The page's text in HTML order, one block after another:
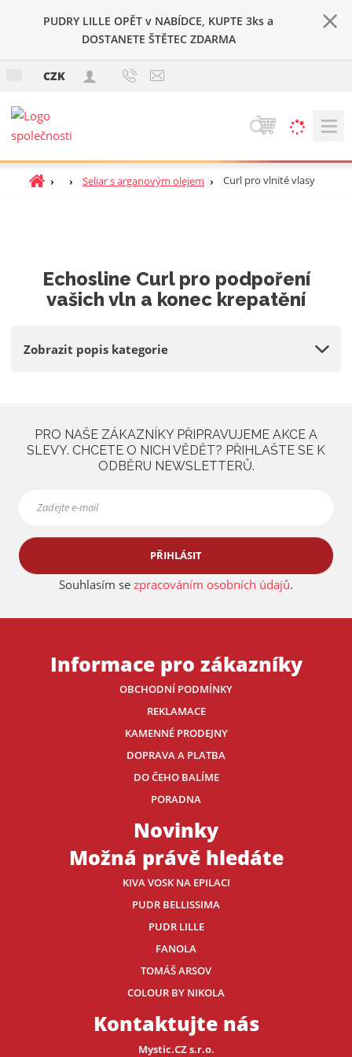
PUDRY LILLE OPĚT v NABÍDCE, KUPTE 3ks a
DOSTANETE ŠTĚTEC ZDARMA
CZK
V
h
l
Ú
s
t
n
Seliar s arganovým olejem Curl pro vlnité vlasy
Echosline Curl pro podpoření
vašich vln a konec krepatění
Zobrazit popis kategorie
PRO NAŠE ZÁKAZNÍKY PŘIPRAVUJEME AKCE A
SLEVY. CHCETE O NICH VĚDĚT? PŘIHLAŠTE SE K
ODBĚRU NEWSLETTERŮ.
PŘIHLÁSIT
Souhlasím se zpracováním osobních údajů.
Informace pro zákazníky
OBCHODNÍ PODMÍNKY
REKLAMACE
KAMENNÉ PRODEJNY
DOPRAVA A PLATBA
DO ČEHO BALÍME
PORADNA
Novinky
Možná právě hledáte
KIVA VOSK NA EPILACI
PUDR BELLISSIMA
PUDR LILLE
FANOLA
TOMÁŠ ARSOV
COLOUR BY NIKOLA
Kontaktujte nás
Mystic.CZ s.r.o.